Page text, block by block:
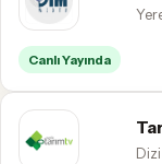
Canlı Yayında